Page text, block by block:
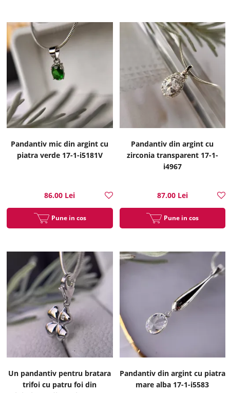
Pandantiv mic din argint cu
piatra verde 17-1-i5181V
86.00 Lei
Pune in cos
Pandantiv din argint cu
zirconia transparent 17-1-
i4967
87.00 Lei
Pune in cos
Un pandantiv pentru bratara
trifoi cu patru foi din
Pandantiv din argint cu piatra
mare alba 17-1-i5583